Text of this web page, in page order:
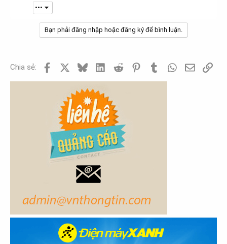
•••
Bạn phải đăng nhập hoặc đăng ký để bình luận.
Chia sẻ: Facebook BlueskyLinkedInReddit PinterestTumblrWhatsApp
EmailLink